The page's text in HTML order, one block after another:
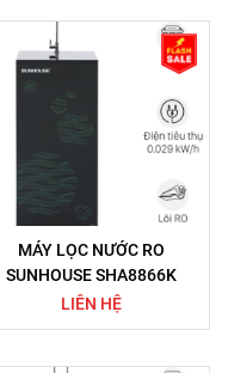
MÁY LỌC NƯỚC RO
SUNHOUSE SHA8866K
LIÊN HỆ